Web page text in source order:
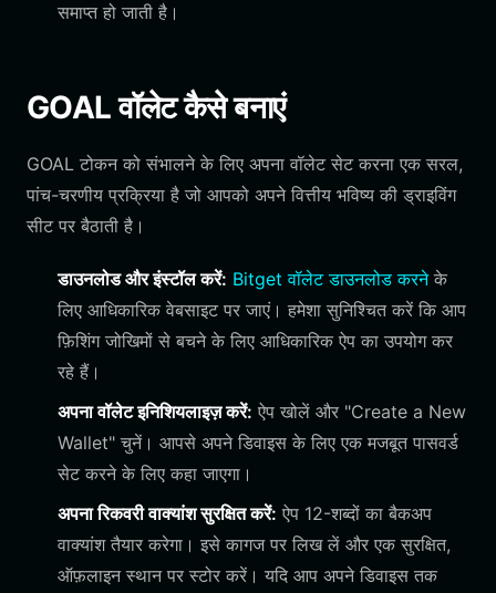
समाप्त हो जाती है।
GOAL वॉलेट कैसे बनाएं
GOAL टोकन को संभालने के लिए अपना वॉलेट सेट करना एक सरल,
पांच-चरणीय प्रक्रिया है जो आपको अपने वित्तीय भविष्य की ड्राइविंग
सीट पर बैठाती है।
डाउनलोड और इंस्टॉल करें: Bitget वॉलेट डाउनलोड करनेके
लिए आधिकारिक वेबसाइट पर जाएं। हमेशा सुनिश्चित करें कि आप
फ़िशिंग जोखिमों से बचने के लिए आधिकारिक ऐप का उपयोग कर
रहे हैं।
अपना वॉलेट इनिशियलाइज़ करें: ऐप खोलें और "Create a New
Wallet" चुनें। आपसे अपने डिवाइस के लिए एक मजबूत पासवर्ड
सेट करने के लिए कहा जाएगा।
अपना रिकवरी वाक्यांश सुरक्षित करें: ऐप 12-शब्दों का बैकअप
वाक्यांश तैयार करेगा। इसे कागज पर लिख लें और एक सुरक्षित,
ऑफ़लाइन स्थान पर स्टोर करें। यदि आप अपने डिवाइस तक